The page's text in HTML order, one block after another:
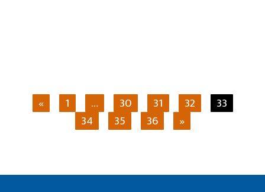
« 1 … 30 31 32
33
34
35 36 »